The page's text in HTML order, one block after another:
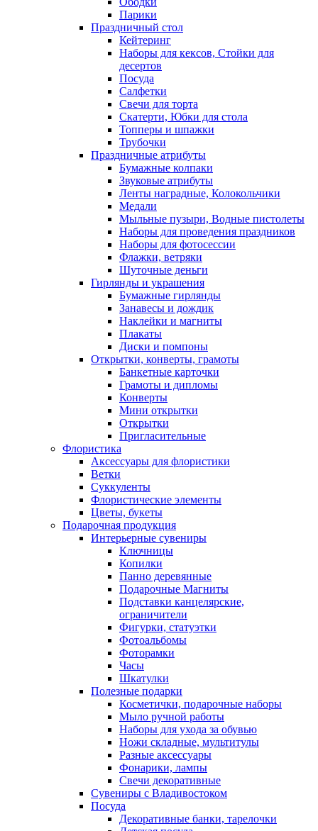
Парики
Праздничный стол
Кейтеринг
Наборы для кексов, Стойки для
десертов
Посуда
Салфетки
Свечи для торта
Скатерти, Юбки для стола
Топперы и шпажки
Трубочки
Праздничные атрибуты
Бумажные колпаки
Звуковые атрибуты
Ленты наградные, Колокольчики
Медали
Мыльные пузыри, Водные пистолеты
Наборы для проведения праздников
Наборы для фотосессии
Флажки, ветряки
Шуточные деньги
Гирлянды и украшения
Бумажные гирлянды
Занавесы и дождик
Наклейки и магниты
Плакаты
Диски и помпоны
Открытки, конверты, грамоты
Банкетные карточки
Грамоты и дипломы
Конверты
Мини открытки
Открытки
Пригласительные
Флористика
Аксессуары для флористики
Ветки
Суккуленты
Флористические элементы
Цветы, букеты
Подарочная продукция
Интерьерные сувениры
Ключницы
Копилки
Панно деревянные
Подарочные Магниты
Подставки канцелярские,
ограничители
Фигурки, статуэтки
Фотоальбомы
Фоторамки
Часы
Шкатулки
Полезные подарки
Косметички, подарочные наборы
Мыло ручной работы
Наборы для ухода за обувью
Ножи складные, мультитулы
Разные аксессуары
Фонарики, лампы
Свечи декоративные
Сувениры с Владивостоком
Посуда
Декоративные банки, тарелочки